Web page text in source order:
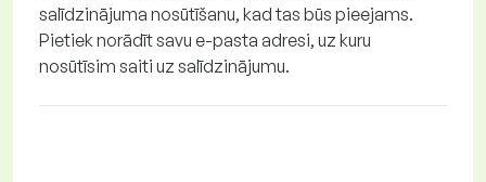
salīdzinājuma nosūtīšanu, kad tas būs pieejams.
Pietiek norādīt savu e-pasta adresi, uz kuru
nosūtīsim saiti uz salīdzinājumu.